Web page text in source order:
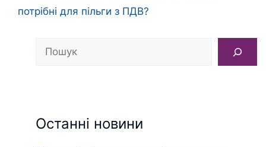
потрібні для пільги з ПДВ?
Пошук
Останні новини